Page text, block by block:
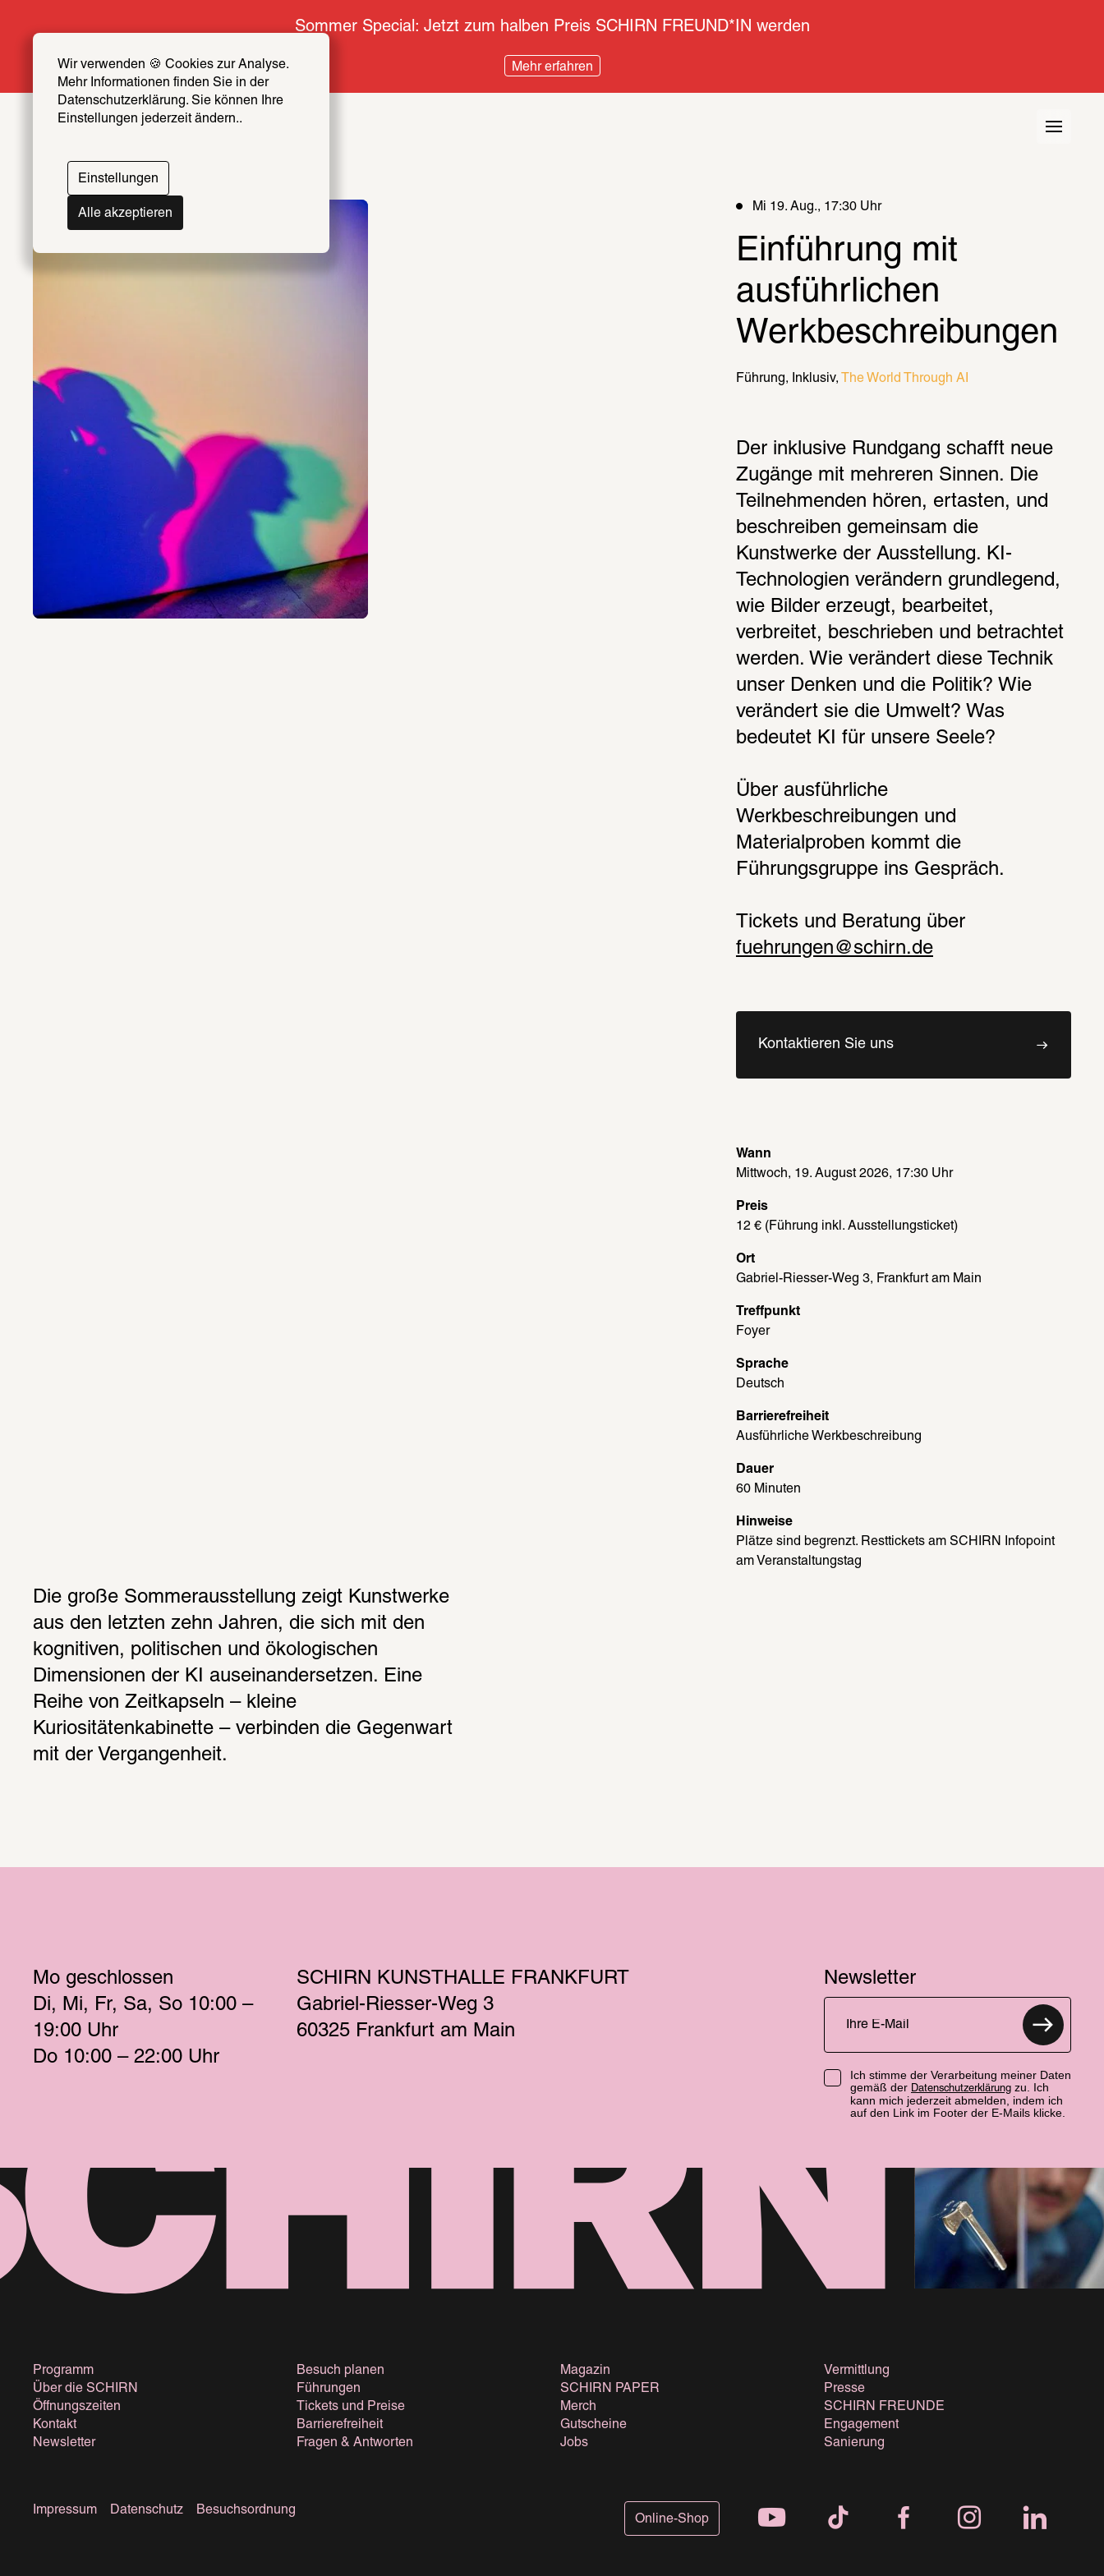
Wir verwenden 🍪 Cookies zur Analyse.
Mehr Informationen finden Sie in der
Datenschutzerklärung. Sie können Ihre
Einstellungen jederzeit ändern..
Einstellungen
Alle akzeptieren
Sommer Special: Jetzt zum halben Preis SCHIRN FREUND*IN werden
Mehr erfahren
Mi 19. Aug., 17:30 Uhr
Einführung mit
ausführlichen
Werkbeschreibungen
Führung Inklusiv The World Through AI
Der inklusive Rundgang schafft neue
Zugänge mit mehreren Sinnen. Die
Teilnehmenden hören, ertasten, und
beschreiben gemeinsam die
Kunstwerke der Ausstellung. KI-
Technologien verändern grundlegend,
wie Bilder erzeugt, bearbeitet,
verbreitet, beschrieben und betrachtet
werden. Wie verändert diese Technik
unser Denken und die Politik? Wie
verändert sie die Umwelt? Was
bedeutet KI für unsere Seele?
Über ausführliche
Werkbeschreibungen und
Materialproben kommt die
Führungsgruppe ins Gespräch.
Tickets und Beratung über
fuehrungen@schirn.de
Kontaktieren Sie uns
Wann
Mittwoch, 19. August 2026, 17:30 Uhr
Preis
12 € (Führung inkl. Ausstellungsticket)
Ort
Gabriel-Riesser-Weg 3, Frankfurt am Main
Treffpunkt
Foyer
Sprache
Deutsch
Barrierefreiheit
Ausführliche Werkbeschreibung
Dauer
60 Minuten
Hinweise
Plätze sind begrenzt. Resttickets am SCHIRN Infopoint
am Veranstaltungstag
Die große Sommerausstellung zeigt Kunstwerke
aus den letzten zehn Jahren, die sich mit den
kognitiven, politischen und ökologischen
Dimensionen der KI auseinandersetzen. Eine
Reihe von Zeitkapseln – kleine
Kuriositätenkabinette – verbinden die Gegenwart
mit der Vergangenheit.
Mo geschlossen
Di
Mi Fr Sa So 10:00 –
19:00 Uhr
Do 10:00 – 22:00 Uhr
SCHIRN KUNSTHALLE FRANKFURT
Gabriel-Riesser-Weg 3
60325 Frankfurt am Main
Newsletter
Ich stimme der Verarbeitung meiner Daten
gemäß der Datenschutzerklärung zu. Ich
kann mich jederzeit abmelden, indem ich
auf den Link im Footer der E-Mails klicke.
Programm
Über die SCHIRN
Öffnungszeiten
Kontakt
Newsletter
Besuch planen
Führungen
Tickets und Preise
Barrierefreiheit
Fragen & Antworten
Magazin
SCHIRN PAPER
Merch
Gutscheine
Jobs
Vermittlung
Presse
SCHIRN FREUNDE
Engagement
Sanierung
Impressum Datenschutz Besuchsordnung
Online-Shop